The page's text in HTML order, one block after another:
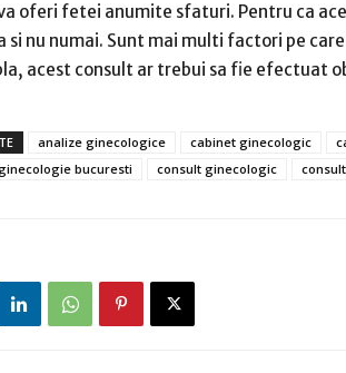
oferi fetei anumite sfaturi. Pentru ca
si nu numai. Sunt mai multi factori pe
acest consult ar trebui sa fie efectuat
analize ginecologice cabinet ginecologic
bucuresti
consult ginecologic